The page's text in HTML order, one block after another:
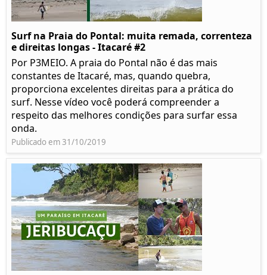
Surf na Praia do Pontal: muita remada, correnteza
e direitas longas - Itacaré #2
Por P3MEIO. A praia do Pontal não é das mais
constantes de Itacaré, mas, quando quebra,
proporciona excelentes direitas para a prática do
surf. Nesse vídeo você poderá compreender a
respeito das melhores condições para surfar essa
onda.
Publicado em 31/10/2019